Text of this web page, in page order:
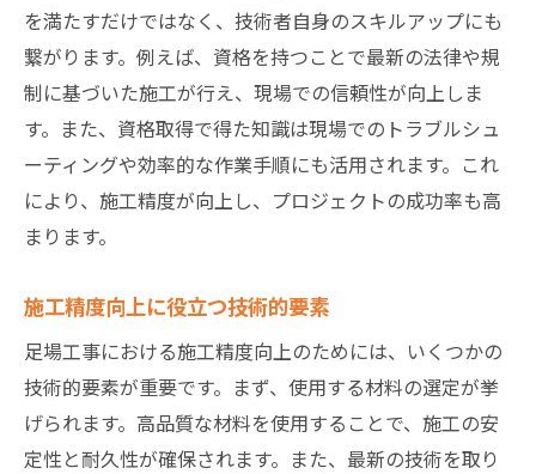
を満たすだけではなく、技術者自身のスキルアップにも
繋がります。例えば、資格を持つことで最新の法律や規
制に基づいた施工が行え、現場での信頼性が向上しま
す。また、資格取得で得た知識は現場でのトラブルシュ
ーティングや効率的な作業手順にも活用されます。これ
により、施工精度が向上し、プロジェクトの成功率も高
まります。
施工精度向上に役立つ技術的要素
足場工事における施工精度向上のためには、いくつかの
技術的要素が重要です。まず、使用する材料の選定が挙
げられます。高品質な材料を使用することで、施工の安
定性と耐久性が確保されます。また、最新の技術を取り